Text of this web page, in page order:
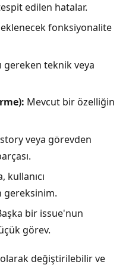
edilen hatalar.
eklenecek fonksiyonalite
gereken teknik veya
Mevcut bir özelliğin
veya görevden
kullanıcı
gereksinim.
bir issue'nun
görev.
değiştirilebilir ve